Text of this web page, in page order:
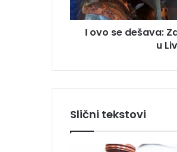
u
e
š
:
a
l
I ovo se dešava:
u
Slični tekstovi